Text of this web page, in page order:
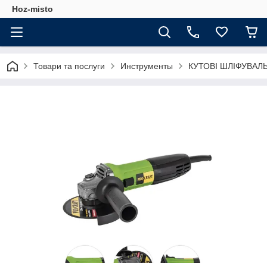
Hoz-misto
Товари та послуги Инструменты КУТОВІ